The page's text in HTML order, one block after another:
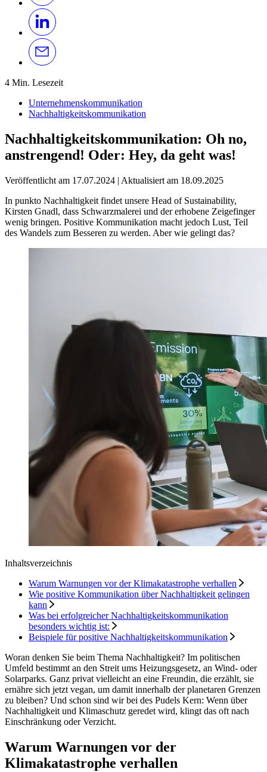
4 Min. Lesezeit
Unternehmenskommunikation
Nachhaltigkeitskommunikation
Nachhaltigkeitskommunikation: Oh no,
anstrengend! Oder: Hey, da geht was!
Veröffentlicht am 17.07.2024 | Aktualisiert am 18.09.2025
In punkto Nachhaltigkeit findet unsere Head of Sustainability,
Kirsten Gnadl, dass Schwarzmalerei und der erhobene Zeigefinger
wenig bringen. Positive Kommunikation macht jedoch Lust, Teil
des Wandels zum Besseren zu werden. Aber wie gelingt das?
Inhaltsverzeichnis
Warum Warnungen vor der Klimakatastrophe verhallen
Wie positive Kommunikation über Nachhaltigkeit gelingen
kann
Was bei erfolgreicher Nachhaltigkeitskommunikation
besonders wichtig ist:
Beispiele für positive Nachhaltigkeitskommunikation
Woran denken Sie beim Thema Nachhaltigkeit? Im politischen
Umfeld bestimmt an den Streit ums Heizungsgesetz, an Wind- oder
Solarparks. Ganz privat vielleicht an eine Freundin, die erzählt, sie
ernähre sich jetzt vegan, um damit innerhalb der planetaren Grenzen
zu bleiben? Und schon sind wir bei des Pudels Kern: Wenn über
Nachhaltigkeit und Klimaschutz geredet wird, klingt das oft nach
Einschränkung oder Verzicht.
Warum Warnungen vor der
Klimakatastrophe verhallen